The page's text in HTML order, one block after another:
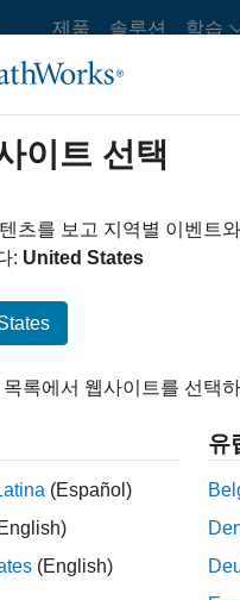
제품 솔루션 학습
Search Office Locations
matter your
이트 선택
츠를 보고 지역별 이벤트
: United States
목록에서 웹사이트를 선택
(Español)
(English)
유